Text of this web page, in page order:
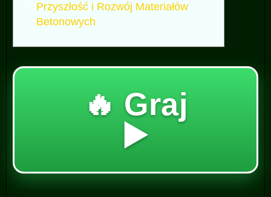
Przyszłość i Rozwój Materiałów
Betonowych
🔥 Graj
▶️